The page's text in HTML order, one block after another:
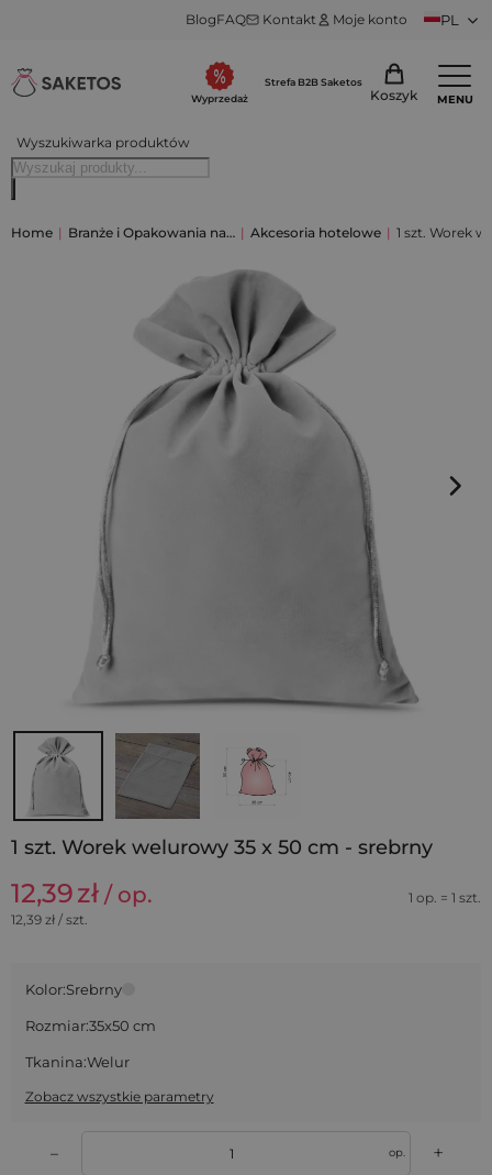
BlogFAQ Kontakt Moje konto PL
Wyszukiwarka produktów
Wyprzedaż
Strefa B2B Saketos
Koszyk MENU
Home | Branże i Opakowania na… | Akcesoria hotelowe | 1 szt. Worek
1 szt. Worek welurowy 35 x 50 cm - srebrny
12,39zł / op.
1 op. = 1 szt.
12,39 zł / szt.
Kolor:Srebrny
Rozmiar:35x50 cm
Tkanina:Welur
Zobacz wszystkie parametry
– op. +